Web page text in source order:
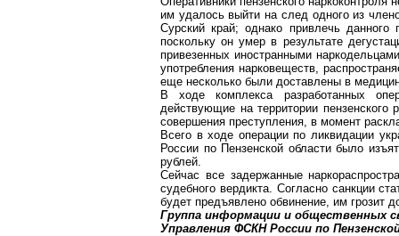
им удалось выйти на след одного из
Сурский край; однако привлечь данного
поскольку он умер в результате
привезенных иностранными
употребления нарковеществ,
еще несколько были доставлены в
В ходе комплекса разработанных
действующие на территории пензенского
совершения преступления, в момент
Всего в ходе операции по ликвидации
России по Пензенской области было
рублей.
Сейчас все задержанные
судебного вердикта. Согласно санкции
будет предъявлено обвинение, им грозит
Группа информации и общественных
Управления ФСКН России по